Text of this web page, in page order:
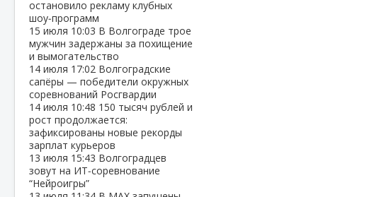
остановило рекламу клубных
шоу‑программ
15 июля 10:03 В Волгограде трое
мужчин задержаны за похищение
и вымогательство
14 июля 17:02 Волгоградские
сапёры — победители окружных
соревнований Росгвардии
14 июля 10:48 150 тысяч рублей и
рост продолжается:
зафиксированы новые рекорды
зарплат курьеров
13 июля 15:43 Волгоградцев
зовут на ИТ‑соревнование
“Нейроигры”